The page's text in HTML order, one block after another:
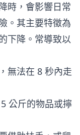
時，會影響日常
。其主要特徵為
下降。常導致以
無法在 8 秒內走
公斤的物品或擰